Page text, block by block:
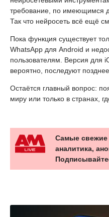
требование, по имеющимся
Так что нейросеть всё ещё
Пока функция существует
WhatsApp для Android и
пользователям. Версия для
вероятно, последуют позднее.
Остаётся главный вопрос:
миру или только в странах,
Самые
аналитика,